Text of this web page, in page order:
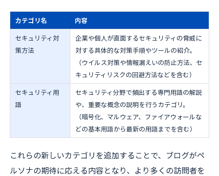
カテゴリ名
内容
セキュリティ対
策方法
企業や個人が直面するセキュリティの脅威に
対する具体的な対策手順やツールの紹介。
（ウイルス対策や情報漏えいの防止方法、セ
キュリティリスクの回避方法などを含む）
セキュリティ用
語
セキュリティ分野で頻出する専門用語の解説
や、重要な概念の説明を行うカテゴリ。
（暗号化、マルウェア、ファイアウォールな
どの基本用語から最新の用語までを含む）
これらの新しいカテゴリを追加することで、ブログがペ
ルソナの期待に応える内容となり、より多くの訪問者を